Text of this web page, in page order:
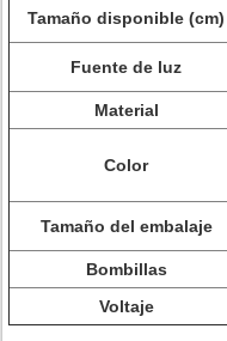
Tamaño disponible (cm)
Fuente de luz
Material
Color
Tamaño del embalaje
Bombillas
Voltaje